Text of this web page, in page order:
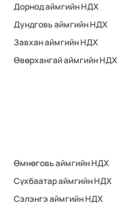
Дорнод аймгийн НДХ
Дундговь аймгийн НДХ
Завхан аймгийн НДХ
Өвөрхангай аймгийн НДХ
Өмнөговь аймгийн НДХ
Сүхбаатар аймгийн НДХ
Сэлэнгэ аймгийн НДХ